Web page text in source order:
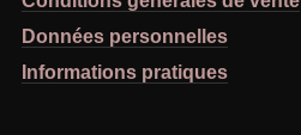
Données personnelles
Informations pratiques